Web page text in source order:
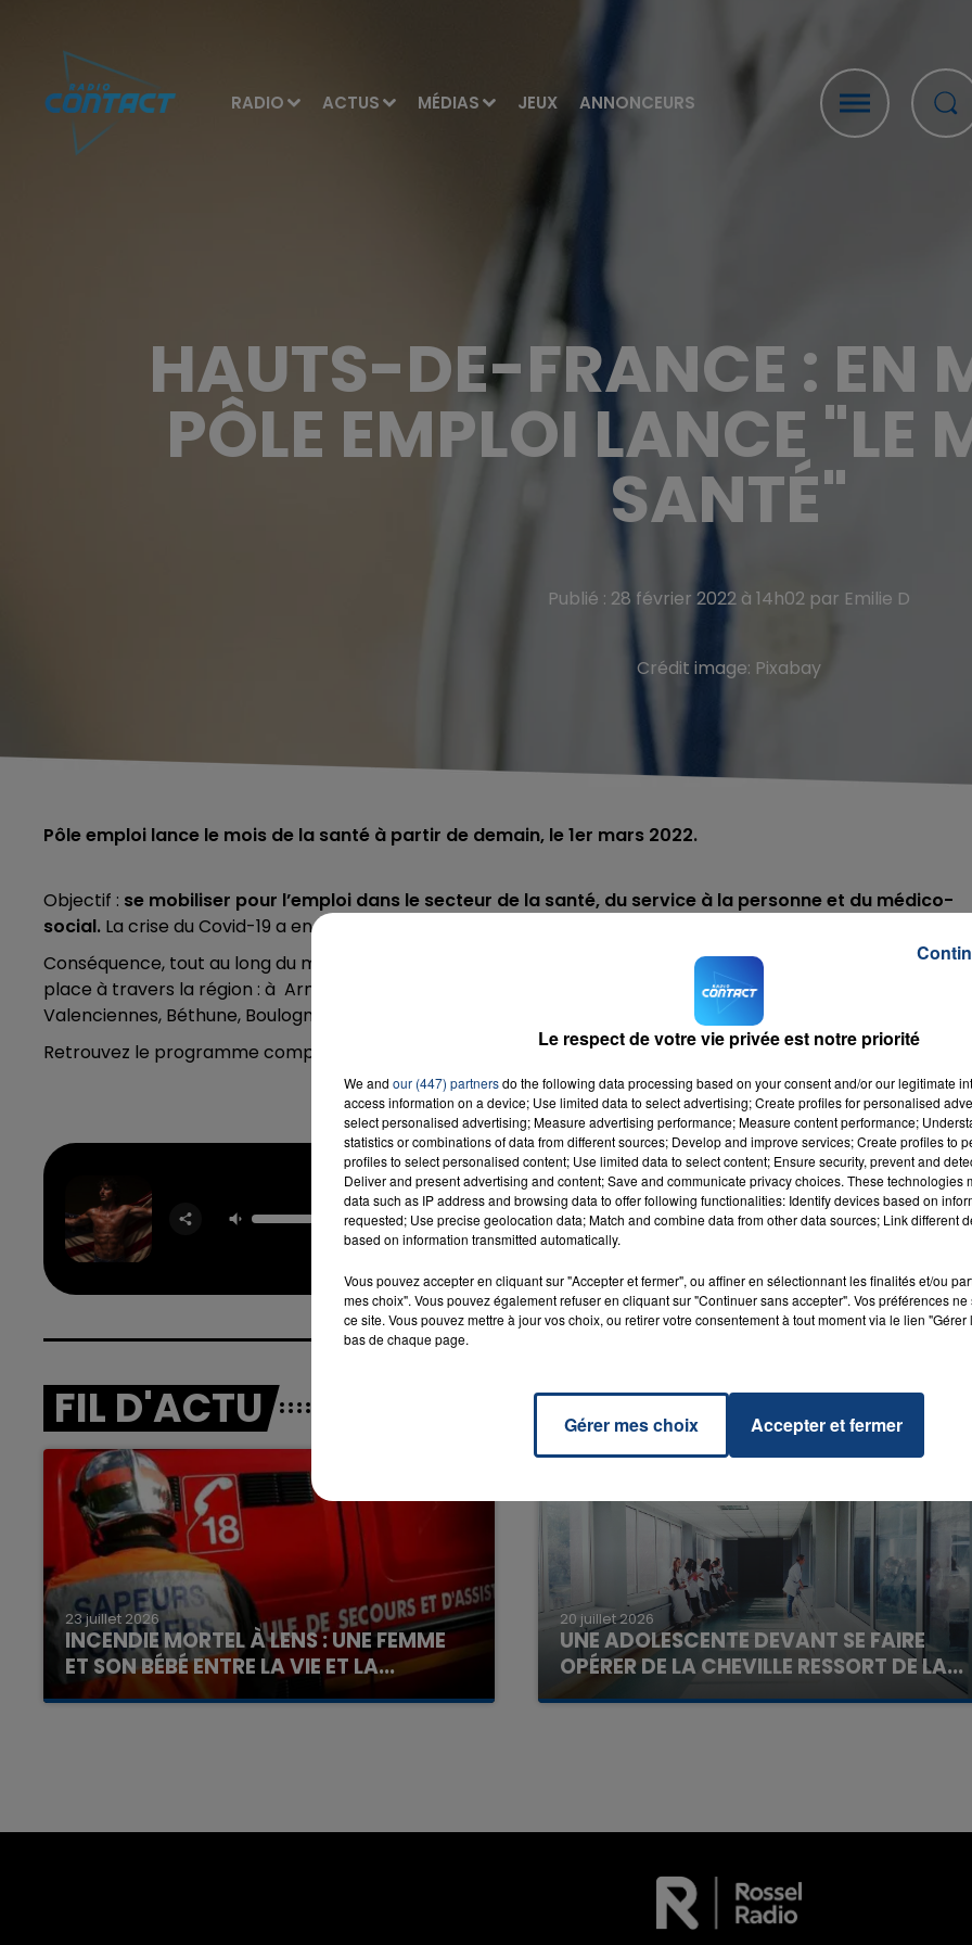
RADIO ACTUS MÉDIAS JEUX ANNONCEURS
LA TEAM DU WEEK-END LA TEAM DU WEEK-END
HAUTS-DE-FRANCE : EN
PÔLE EMPLOI LANCE "LE
SANTÉ"
Publié : 28 février 2022 à 14h02 par Emilie D
Crédit image: Pixabay
Pôle emploi lance le mois de la santé à partir de demain, le 1er mars 2022.
Objectif : se mobiliser pour l’emploi dans le secteur de la santé, du service à la personne et du médico-
social. La crise du Covid-19 a en effet renforcé les besoins dans ces secteurs.
Conséquence, tout au long du mois de mars, plusieurs actions de recrutement et de formation seront mises
place à travers la région : à Armentières, Cambrai, Douai, Dunkerque, Grande-Synthe, Maubeuge,
Valenciennes, Béthune, Boulogne-sur-Mer, Laon, Amiens, ou encore Beauvais, entre autres.
Retrouvez le programme complet sur :
Programme du mois de la santé
Mystical
Magical
BENSON
BOONE
RADIO CONTACT
FIL D'ACTU
23 juillet 2026
INCENDIE MORTEL À LENS : UNE FEMME
ET SON BÉBÉ ENTRE LA VIE ET LA...
Un homme s'est immolé par le feu après avoir
20 juillet 2026
UNE ADOLESCENTE DEVANT SE FAIRE
OPÉRER DE LA CHEVILLE RESSORT DE LA...
La famille a porté plainte contre la clinique qui a
Le respect de votre vie privée est notre priorité
We and our (447) partnersdo the following data processing based on your consent and/or our legitimate
access information on a device; Use limited data to select advertising; Create profiles for personalised
select personalised advertising; Measure advertising performance; Measure content performance;
statistics or combinations of data from different sources; Develop and improve services; Create profiles to
profiles to select personalised content; Use limited data to select content; Ensure security, prevent and
Deliver and present advertising and content; Save and communicate privacy choices. These technologies
data such as IP address and browsing data to offer following functionalities: Identify devices based on
requested; Use precise geolocation data; Match and combine data from other data sources; Link different
based on information transmitted automatically.
Vous pouvez accepter en cliquant sur "Accepter et fermer", ou affiner en sélectionnant les finalités et/ou
mes choix". Vous pouvez également refuser en cliquant sur "Continuer sans accepter". Vos préférences
ce site. Vous pouvez mettre à jour vos choix, ou retirer votre consentement à tout moment via le lien
bas de chaque page.
Gérer mes choix Accepter et fermer